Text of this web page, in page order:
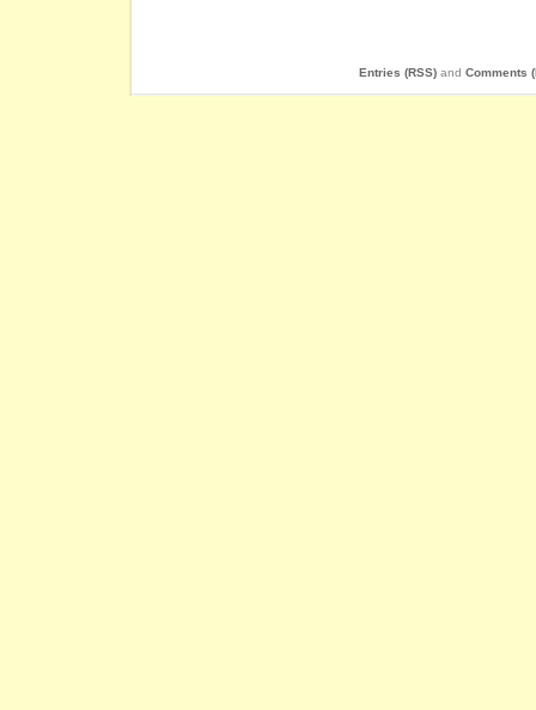
Entries (RSS) and Comments